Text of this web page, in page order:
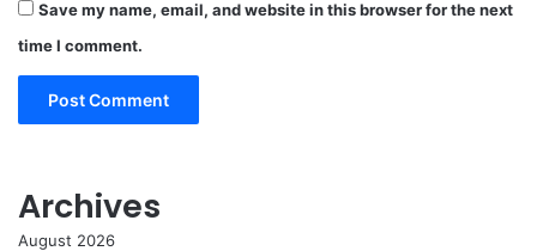
Save my name, email, and website in this browser for the next
time I comment.
Archives
August 2026